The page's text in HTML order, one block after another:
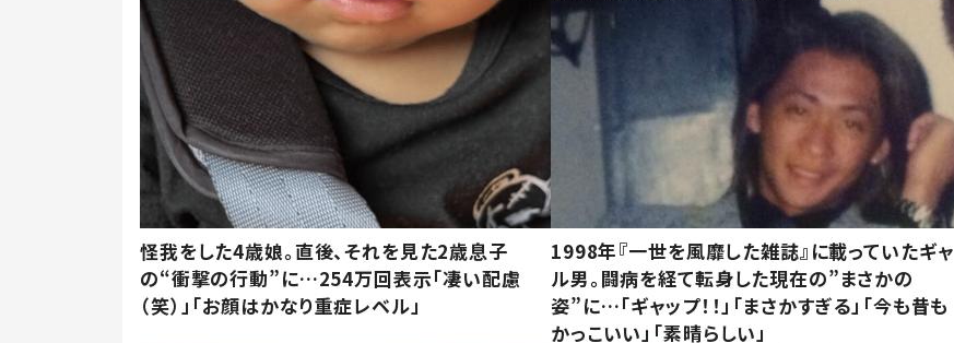
怪我をした4歳娘。直後、それを見た2歳息子
の“衝撃の行動”に…254万回表示「凄い配慮
（笑）」「お顔はかなり重症レベル」
1998年『一世を風靡した雑誌』に載っていたギャ
ル男。闘病を経て転身した現在の”まさかの
姿”に…「ギャップ！！」「まさかすぎる」「今も昔も
かっこいい」「素晴らしい」